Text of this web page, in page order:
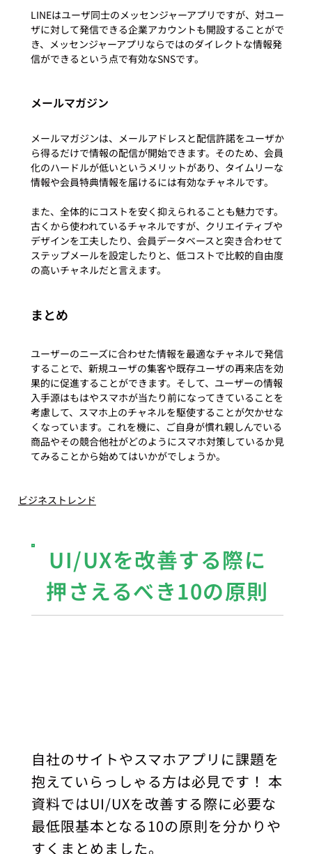
LINEはユーザ同士のメッセンジャーアプリですが、対ユー
ザに対して発信できる企業アカウントも開設することがで
き、メッセンジャーアプリならではのダイレクトな情報発
メールマガジン
メールマガジンは、メールアドレスと配信許諾をユーザか
ら得るだけで情報の配信が開始できます。そのため、会員
化のハードルが低いというメリットがあり、タイムリーな
情報や会員特典情報を届けるには有効なチャネルです。
また、全体的にコストを安く抑えられることも魅力です。
古くから使われているチャネルですが、クリエイティブや
デザインを工夫したり、会員データベースと突き合わせて
ステップメールを設定したりと、低コストで比較的自由度
まとめ
ユーザーのニーズに合わせた情報を最適なチャネルで発信
することで、新規ユーザの集客や既存ユーザの再来店を効
果的に促進することができます。そして、ユーザーの情報
入手源はもはやスマホが当たり前になってきていることを
考慮して、スマホ上のチャネルを駆使することが欠かせな
くなっています。これを機に、ご自身が慣れ親しんでいる
商品やその競合他社がどのようにスマホ対策しているか見
てみることから始めてはいかがでしょうか。
ビジネストレンド
自社のサイトやスマホアプリに課題を
抱えていらっしゃる方は必見です！ 本
資料ではUI/UXを改善する際に必要な
最低限基本となる10の原則を分かりや
すくまとめました。
UI/UXを改善する際に
押さえるべき10の原則